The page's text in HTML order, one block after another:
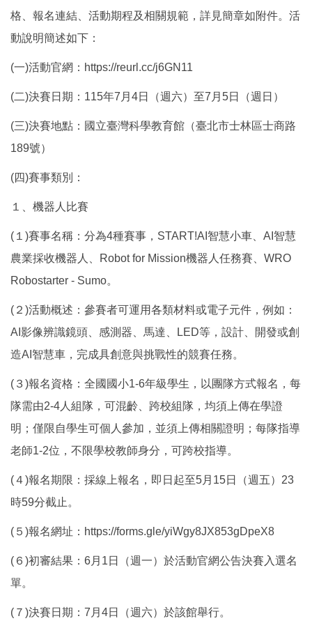
格、報名連結、活動期程及相關規範，詳見簡章如附件。活
動說明簡述如下：
(一)活動官網：https://reurl.cc/j6GN11
(二)決賽日期：115年7月4日（週六）至7月5日（週日）
(三)決賽地點：國立臺灣科學教育館（臺北市士林區士商路
189號）
(四)賽事類別：
１、機器人比賽
(１)賽事名稱：分為4種賽事，START!AI智慧小車、AI智慧
農業採收機器人、Robot for Mission機器人任務賽、WRO
Robostarter - Sumo。
(２)活動概述：參賽者可運用各類材料或電子元件，例如：
AI影像辨識鏡頭、感測器、馬達、LED等，設計、開發或創
造AI智慧車，完成具創意與挑戰性的競賽任務。
(３)報名資格：全國國小1-6年級學生，以團隊方式報名，每
隊需由2-4人組隊，可混齡、跨校組隊，均須上傳在學證
明；僅限自學生可個人參加，並須上傳相關證明；每隊指導
老師1-2位，不限學校教師身分，可跨校指導。
(４)報名期限：採線上報名，即日起至5月15日（週五）23
時59分截止。
(５)報名網址：https://forms.gle/yiWgy8JX853gDpeX8
(６)初審結果：6月1日（週一）於活動官網公告決賽入選名
單。
(７)決賽日期：7月4日（週六）於該館舉行。